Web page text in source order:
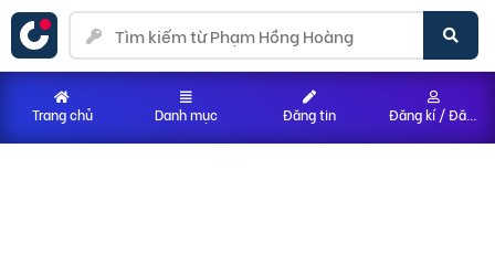
Trang chủ Danh mục Đăng tin